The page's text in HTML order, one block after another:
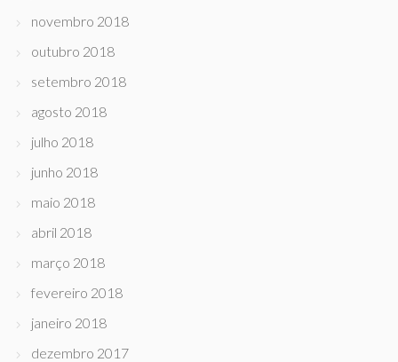
novembro 2018
outubro 2018
setembro 2018
agosto 2018
julho 2018
junho 2018
maio 2018
abril 2018
março 2018
fevereiro 2018
janeiro 2018
dezembro 2017